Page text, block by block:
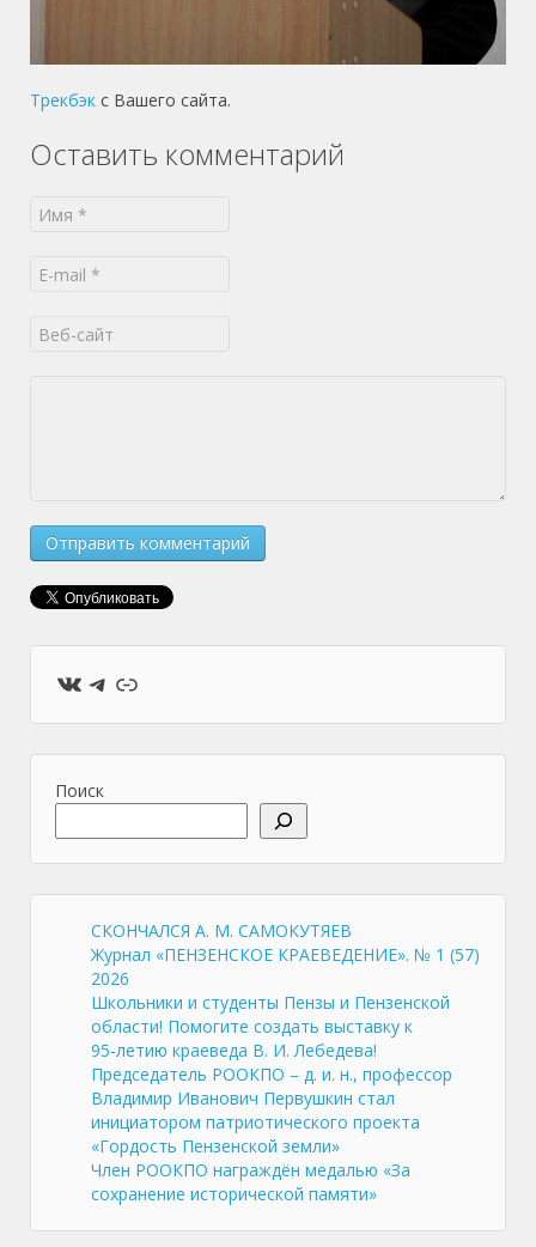
Трекбэк с Вашего сайта.
Оставить комментарий
ВКонтакте
Telegram
Ссылка
Поиск
СКОНЧАЛСЯ А. М. САМОКУТЯЕВ
Журнал «ПЕНЗЕНСКОЕ КРАЕВЕДЕНИЕ». № 1 (57)
2026
Школьники и студенты Пензы и Пензенской
области! Помогите создать выставку к
95‑летию краеведа В. И. Лебедева!
Председатель РООКПО – д. и. н., профессор
Владимир Иванович Первушкин стал
инициатором патриотического проекта
«Гордость Пензенской земли»
Член РООКПО награждён медалью «За
сохранение исторической памяти»